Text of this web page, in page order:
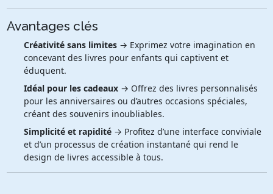
Avantages clés
Créativité sans limites→ Exprimez votre imagination en
concevant des livres pour enfants qui captivent et
éduquent.
Idéal pour les cadeaux→ Offrez des livres personnalisés
pour les anniversaires ou d’autres occasions spéciales,
créant des souvenirs inoubliables.
Simplicité et rapidité→ Profitez d’une interface conviviale
et d’un processus de création instantané qui rend le
design de livres accessible à tous.